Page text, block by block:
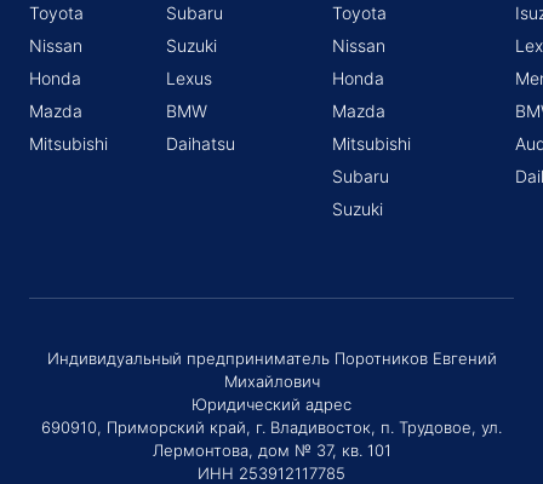
Toyota
Nissan
Honda
Mazda
Mitsubishi
Subaru
Suzuki
Lexus
BMW
Daihatsu
Toyota
Nissan
Honda
Mazda
Mitsubishi
Subaru
Suzuki
Индивидуальный предприниматель Поротников Евгений
Михайлович
Юридический адрес
690910, Приморский край, г. Владивосток, п. Трудовое, ул.
Лермонтова, дом № 37, кв. 101
ИНН 253912117785